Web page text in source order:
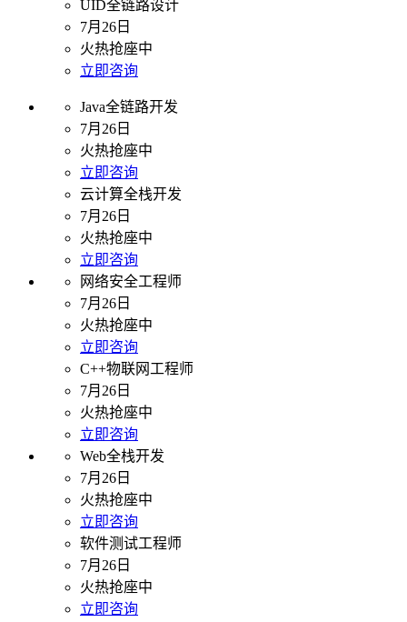
UID全链路设计
7月26日
火热抢座中
立即咨询
Java全链路开发
7月26日
火热抢座中
立即咨询
云计算全栈开发
7月26日
火热抢座中
立即咨询
网络安全工程师
7月26日
火热抢座中
立即咨询
C++物联网工程师
7月26日
火热抢座中
立即咨询
Web全栈开发
7月26日
火热抢座中
立即咨询
软件测试工程师
7月26日
火热抢座中
立即咨询